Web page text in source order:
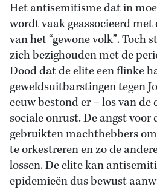
Het antisemitisme dat in
wordt vaak geassocieerd
van het “gewone volk”. Toch
zich bezighouden met de
Dood dat de elite een flinke
geweldsuitbarstingen tegen
eeuw bestond er – los van de
sociale onrust. De angst voor
gebruikten machthebbers
te orkestreren en zo de
lossen. De elite kan
epidemieën dus bewust